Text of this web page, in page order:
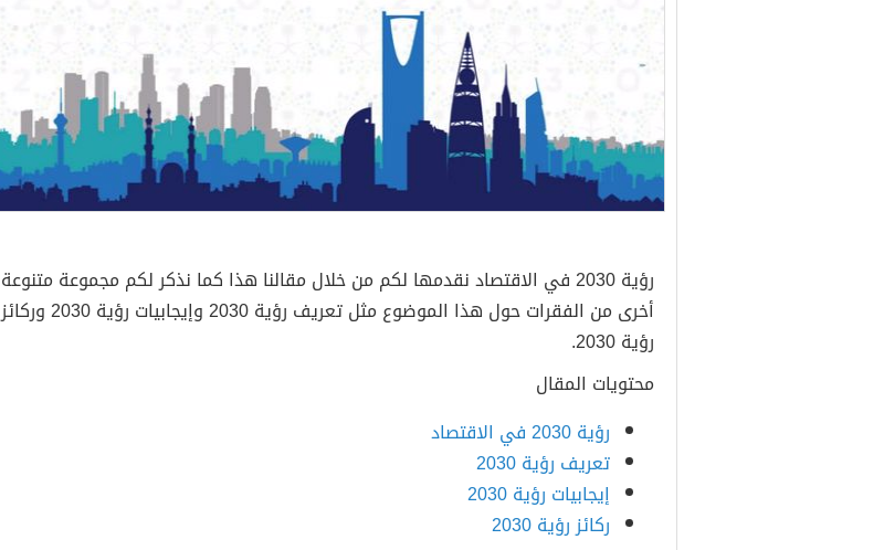
رؤية 2030 في الاقتصاد نقدمها لكم من خلال مقالنا هذا كما نذكر لكم مجموعة متنوعة
أخرى من الفقرات حول هذا الموضوع مثل تعريف رؤية 2030 وإيجابيات رؤية 2030 وركائز
رؤية 2030.
محتويات المقال
رؤية 2030 في الاقتصاد
تعريف رؤية 2030
إيجابيات رؤية 2030
ركائز رؤية 2030